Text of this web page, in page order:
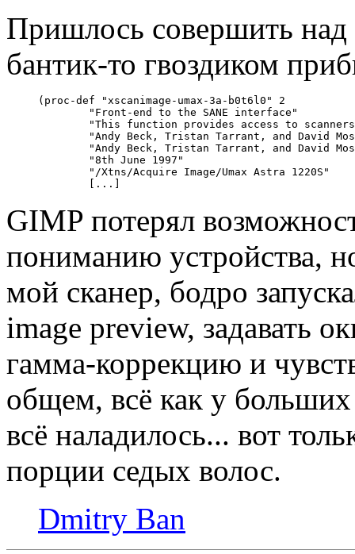
Пришлось совершить
бантик-то гвоздиком
(proc-def "xscanimage-umax-3a-b0t6l0" 2
        "Front-end to the SANE interface"
"This function provides access to
"Andy Beck, Tristan Tarrant, and David
"Andy Beck, Tristan Tarrant, and David
        "8th June 1997"
        "
/Xtns/Acquire Image/Umax Astra 1220S"
GIMP потерял
пониманию устройства,
мой сканер, бодро
image preview, задавать
гамма-коррекцию и
общем, всё как у
всё наладилось... вот
порции седых волос.
Dmitry Ban